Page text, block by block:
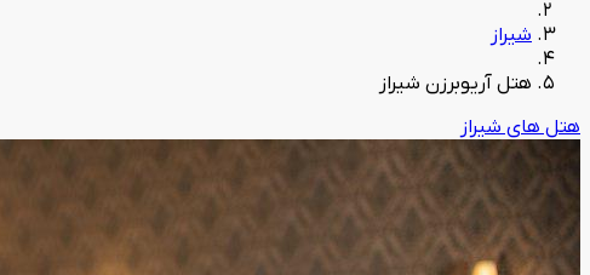
شیراز
هتل آریوبرزن شیراز
هتل های شیراز